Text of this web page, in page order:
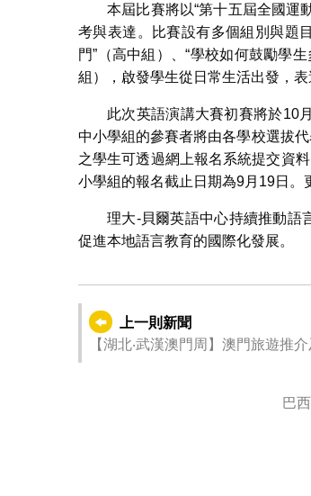
本屆比賽將以“第十五屆全國運
考與表達。比賽設有多個組別與題
門”（高中組）、“學校如何鼓勵學
組），啟發學生從日常生活出發，
此次英語演講大賽初賽將於10
中小學組的參賽者將由各學校選拔
之學生可透過網上報名系統提交資料
小學組的報名截止日期為9月19日。
理大-貝爾英語中心持續推動語
促進本地語言教育的國際化發展。
上一則新聞
【湖北‧武漢澳門周】澳門旅遊推
巴